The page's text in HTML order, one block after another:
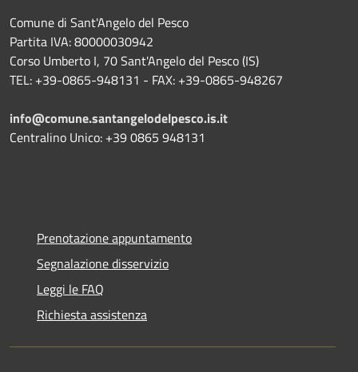
Comune di Sant'Angelo del Pesco
Partita IVA: 80000030942
Corso Umberto I, 70 Sant'Angelo del Pesco (IS)
TEL: +39-0865-948131 - FAX: +39-0865-948267
info@comune.santangelodelpesco.is.it
Centralino Unico: +39 0865 948131
Prenotazione appuntamento
Segnalazione disservizio
Leggi le FAQ
Richiesta assistenza